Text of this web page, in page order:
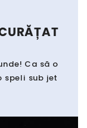
Ca să o
speli sub jet